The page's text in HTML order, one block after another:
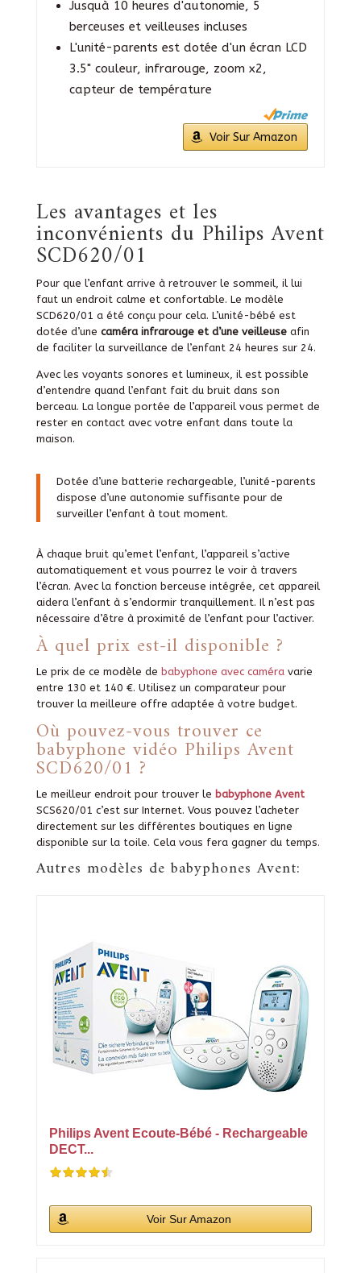
Jusquà 10 heures d'autonomie, 5
berceuses et veilleuses incluses
L'unité-parents est dotée d'un écran LCD
3.5" couleur, infrarouge, zoom x2,
capteur de température
Voir Sur Amazon
Les avantages et les
inconvénients du Philips Avent
SCD620/01
Pour que l’enfant arrive à retrouver le sommeil, il lui
faut un endroit calme et confortable. Le modèle
SCD620/01 a été conçu pour cela. L’unité-bébé est
dotée d’une caméra infrarouge et d’une veilleuseafin
de faciliter la surveillance de l’enfant 24 heures sur 24.
Avec les voyants sonores et lumineux, il est possible
d’entendre quand l’enfant fait du bruit dans son
berceau. La longue portée de l’appareil vous permet de
rester en contact avec votre enfant dans toute la
maison.
Dotée d’une batterie rechargeable, l’unité-parents
dispose d’une autonomie suffisante pour de
surveiller l’enfant à tout moment.
À chaque bruit qu’emet l’enfant, l’appareil s’active
automatiquement et vous pourrez le voir à travers
l’écran. Avec la fonction berceuse intégrée, cet appareil
aidera l’enfant à s’endormir tranquillement. Il n’est pas
nécessaire d’être à proximité de l’enfant pour l’activer.
À quel prix est-il disponible ?
Le prix de ce modèle de babyphone avec caméravarie
entre 130 et 140 €. Utilisez un comparateur pour
trouver la meilleure offre adaptée à votre budget.
Où pouvez-vous trouver ce
babyphone vidéo Philips Avent
SCD620/01 ?
Le meilleur endroit pour trouver le babyphone Avent
SCS620/01 c’est sur Internet. Vous pouvez l’acheter
directement sur les différentes boutiques en ligne
disponible sur la toile. Cela vous fera gagner du temps.
Autres modèles de babyphones Avent:
Philips Avent Ecoute-Bébé - Rechargeable
DECT...
Voir Sur Amazon